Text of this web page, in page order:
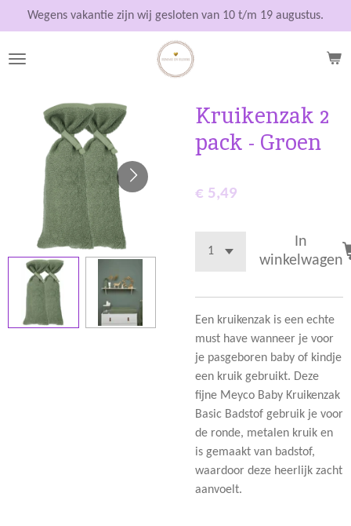
direct
naar
Wegens vakantie zijn wij gesloten van 10 t/m 19 augustus.
Kruikenzak 2
pack - Groen
€ 5,49
In
winkelwagen
Een kruikenzak is een echte
must have wanneer je voor
je pasgeboren baby of kindje
een kruik gebruikt. Deze
fijne Meyco Baby Kruikenzak
Basic Badstof gebruik je voor
de ronde, metalen kruik en
is gemaakt van badstof,
waardoor deze heerlijk zacht
aanvoelt.